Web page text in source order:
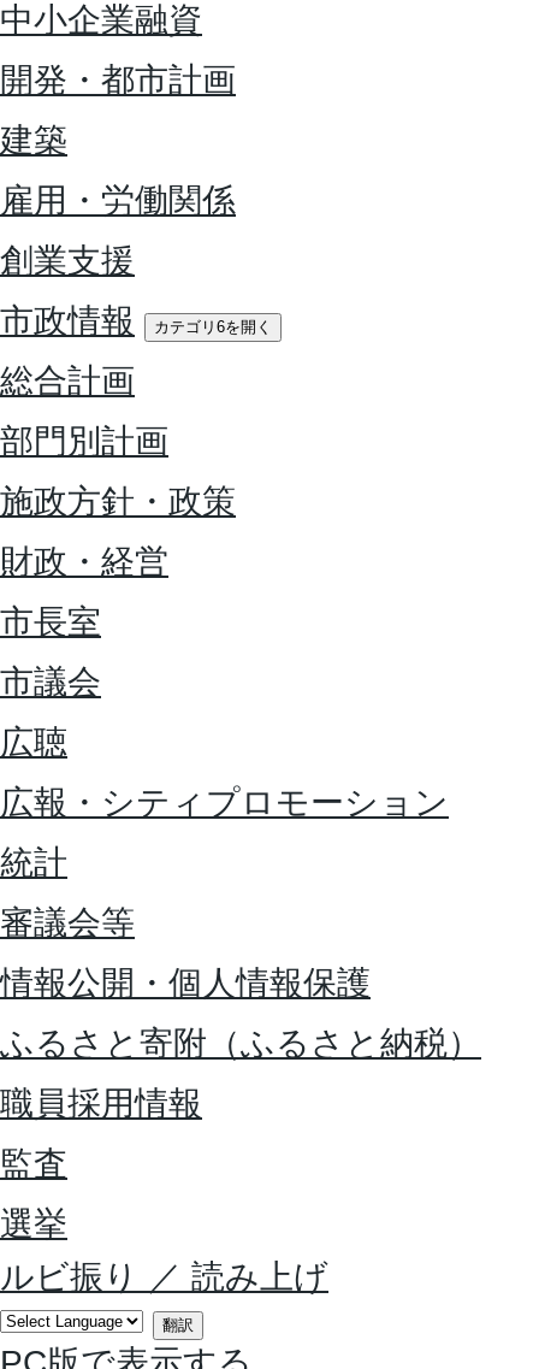
中小企業融資
開発・都市計画
建築
雇用・労働関係
創業支援
市政情報
カテゴリ6を開く
総合計画
部門別計画
施政方針・政策
財政・経営
市長室
市議会
広聴
広報・シティプロモーション
統計
審議会等
情報公開・個人情報保護
ふるさと寄附（ふるさと納税）
職員採用情報
監査
選挙
ルビ振り
／ 読み上げ
翻訳